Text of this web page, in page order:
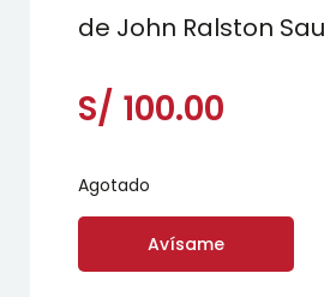
de John Ralston
S/ 100.00
Agotado
Avísame